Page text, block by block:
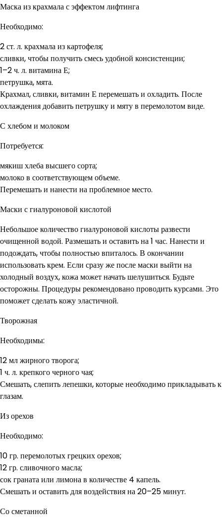
Маска из крахмала с эффектом лифтинга
Необходимо:
2 ст. л. крахмала из картофеля;
сливки, чтобы получить смесь удобной консистенции;
1–2 ч. л. витамина Е;
петрушка, мята.
Крахмал, сливки, витамин Е перемешать и охладить. После
охлаждения добавить петрушку и мяту в перемолотом виде.
С хлебом и молоком
Потребуется:
мякиш хлеба высшего сорта;
молоко в соответствующем объеме.
Перемешать и нанести на проблемное место.
Маски с гиалуроновой кислотой
Небольшое количество гиалуроновой кислоты развести
очищенной водой. Размешать и оставить на 1 час. Нанести и
подождать, чтобы полностью впиталось. В окончании
использовать крем. Если сразу же после маски выйти на
холодный воздух, кожа может начать шелушиться. Будьте
осторожны. Процедуры рекомендовано проводить курсами. Это
поможет сделать кожу эластичной.
Творожная
Необходимы:
12 мл жирного творога;
1 ч. л. крепкого черного чая;
Смешать, слепить лепешки, которые необходимо прикладывать к
глазам.
Из орехов
Необходимо:
10 гр. перемолотых грецких орехов;
12 гр. сливочного масла;
сок граната или лимона в количестве 4 капель.
Смешать и оставить для воздействия на 20–25 минут.
Со сметанной